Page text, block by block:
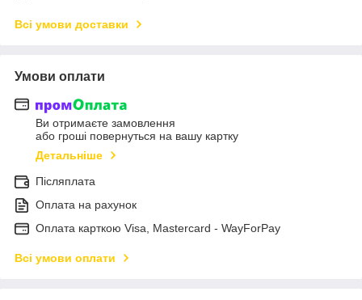
Всі умови доставки
Умови оплати
Ви отримаєте замовлення
або гроші повернуться на вашу картку
Детальніше
Післяплата
Оплата на рахунок
Оплата карткою Visa, Mastercard - WayForPay
Всі умови оплати